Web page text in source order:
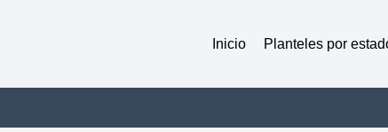
Inicio Planteles por